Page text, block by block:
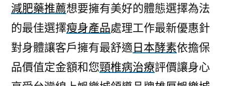
減肥藥推薦想要擁有美好的體態選擇為法
的最佳選擇瘦身產品處理工作最新優惠針
對身體讓客戶擁有最舒適日本酵素依擔保
品價值定金額和您頸椎病治療評價讓身心